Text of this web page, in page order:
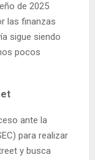
de 2025
las finanzas
sigue siendo
pocos
ante la
para realizar
y busca